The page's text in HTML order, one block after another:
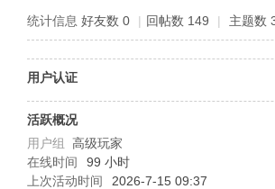
统计信息 好友数 0 | 回帖数 149 | 主题数
用户认证
活跃概况
用户组 高级玩家
在线时间
99 小时
上次活动时间
2026-7-15 09:37